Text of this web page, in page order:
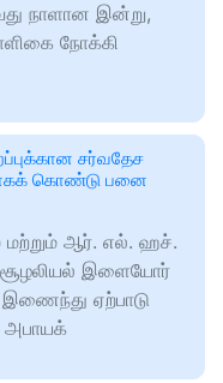
நாளான இன்று,
நோக்கி
சர்வதேச
கொண்டு பனை
மற்றும் ஆர். எல். ஹச்.
சூழலியல் இளையோர்
ஏற்பாடு
அபாயக்